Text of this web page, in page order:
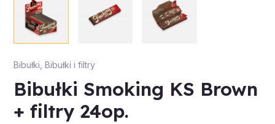
Bibułki Bibułki i filtry
Bibułki Smoking KS Brown
+ filtry 24op.